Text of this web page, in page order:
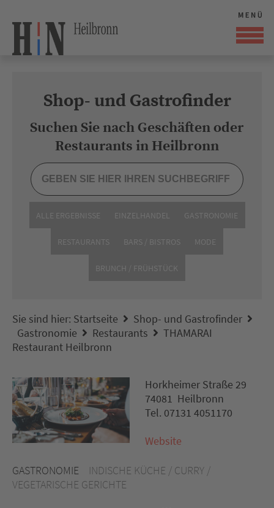
Shop- und Gastrofinder
Suchen Sie nach Geschäften oder
Restaurants in Heilbronn
ALLE ERGEBNISSE EINZELHANDEL GASTRONOMIE
RESTAURANTS BARS / BISTROS MODE
BRUNCH / FRÜHSTÜCK
Sie sind hier: Startseite
Shop- und Gastrofinder
Gastronomie
Restaurants
THAMARAI
Restaurant Heilbronn
GASTRONOMIE
INDISCHE KÜCHE / CURRY /
VEGETARISCHE GERICHTE
Horkheimer Straße 29
74081 Heilbronn
Tel. 07131 4051170
Website